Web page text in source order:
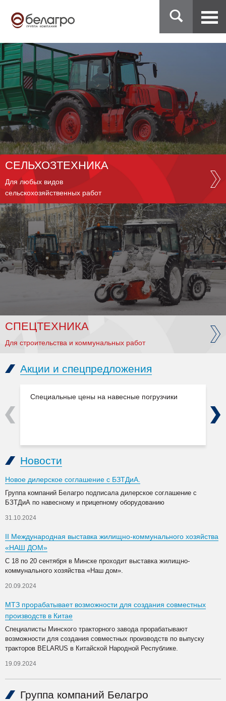
СЕЛЬХОЗТЕХНИКА
Для любых видов
сельскохозяйственных работ
СПЕЦТЕХНИКА
Для строительства и коммунальных работ
Акции и спецпредложения
Специальные цены на навесные погрузчики
Previous Next
Новости
Новое дилерское соглашение с БЗТДиА.
Группа компаний Белагро подписала дилерское соглашение с
БЗТДиА по навесному и прицепному оборудованию
31.10.2024
II Международная выставка жилищно-коммунального хозяйства
«НАШ ДОМ»
С 18 по 20 сентября в Минске проходит выставка жилищно-
коммунального хозяйства «Наш дом».
20.09.2024
МТЗ прорабатывает возможности для создания совместных
производств в Китае
Специалисты Минского тракторного завода прорабатывают
возможности для создания совместных производств по выпуску
тракторов BELARUS в Китайской Народной Республике.
19.09.2024
Группа компаний Белагро